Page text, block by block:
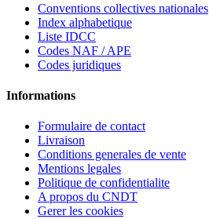
Conventions collectives nationales
Index alphabetique
Liste IDCC
Codes NAF / APE
Codes juridiques
Informations
Formulaire de contact
Livraison
Conditions generales de vente
Mentions legales
Politique de confidentialite
A propos du CNDT
Gerer les cookies